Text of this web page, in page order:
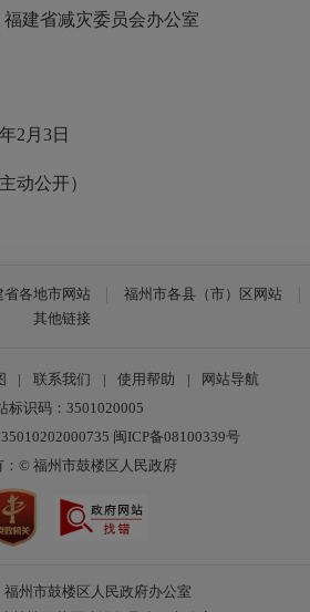
福建省减灾委员会办公室
2月3日
动公开）
省各地市网站
福州市各县（市）区网站
其他链接
| 联系我们 | 使用帮助 |
网站导航
标识码：3501020005
闽ICP备08100339号
：© 福州市鼓楼区人民政府
福州市鼓楼区人民政府办公室